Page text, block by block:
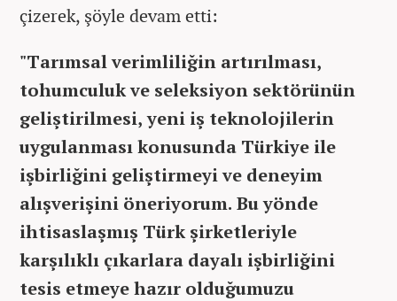
çizerek, şöyle devam etti:
"Tarımsal verimliliğin artırılması,
tohumculuk ve seleksiyon sektörünün
geliştirilmesi, yeni iş teknolojilerin
uygulanması konusunda Türkiye ile
işbirliğini geliştirmeyi ve deneyim
alışverişini öneriyorum. Bu yönde
ihtisaslaşmış Türk şirketleriyle
karşılıklı çıkarlara dayalı işbirliğini
tesis etmeye hazır olduğumuzu